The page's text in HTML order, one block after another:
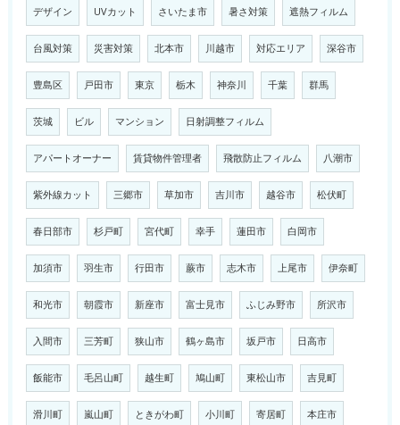
デザイン UVカット さいたま市 暑さ対策 遮熱フィルム
台風対策 災害対策 北本市 川越市 対応エリア 深谷市
豊島区 戸田市 東京 栃木 神奈川 千葉 群馬
茨城 ビル マンション 日射調整フィルム
アパートオーナー 賃貸物件管理者 飛散防止フィルム 八潮市
紫外線カット 三郷市 草加市 吉川市 越谷市 松伏町
春日部市 杉戸町 宮代町 幸手 蓮田市 白岡市
加須市 羽生市 行田市 蕨市 志木市 上尾市 伊奈町
和光市 朝霞市 新座市 富士見市 ふじみ野市 所沢市
入間市 三芳町 狭山市 鶴ヶ島市 坂戸市 日高市
飯能市 毛呂山町 越生町 鳩山町 東松山市 吉見町
滑川町 嵐山町 ときがわ町 小川町 寄居町 本庄市